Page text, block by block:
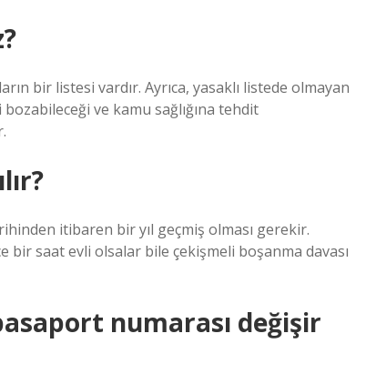
bir listesi vardır. Ayrıca, yasaklı listede olmayan
ve kamu sağlığına tehdit
itibaren bir yıl geçmiş olması gerekir.
bir saat evli olsalar bile çekişmeli boşanma davası
numarası değişir